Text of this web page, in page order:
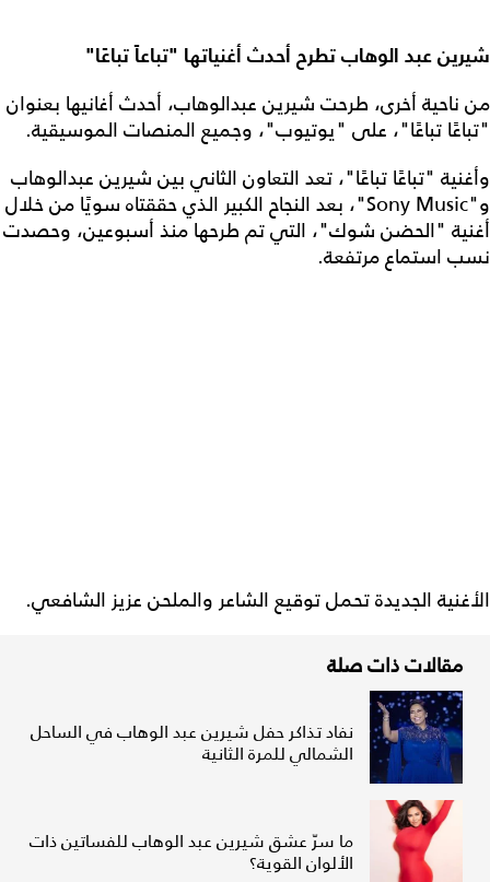
شيرين عبد الوهاب تطرح أحدث أغنياتها "تباعاً تباعًا"
من ناحية أخرى، طرحت شيرين عبدالوهاب، أحدث أغانيها بعنوان
"تباعًا تباعًا"، على "يوتيوب"، وجميع المنصات الموسيقية.
وأغنية "تباعًا تباعًا"، تعد التعاون الثاني بين شيرين عبدالوهاب
و"Sony Music"، بعد النجاح الكبير الذي حققتاه سويًا من خلال
أغنية "الحضن شوك"، التي تم طرحها منذ أسبوعين، وحصدت
نسب استماع مرتفعة.
الأغنية الجديدة تحمل توقيع الشاعر والملحن عزيز الشافعي.
مقالات ذات صلة
نفاد تذاكر حفل شيرين عبد الوهاب في الساحل
الشمالي للمرة الثانية
ما سرّ عشق شيرين عبد الوهاب للفساتين ذات
الألوان القوية؟